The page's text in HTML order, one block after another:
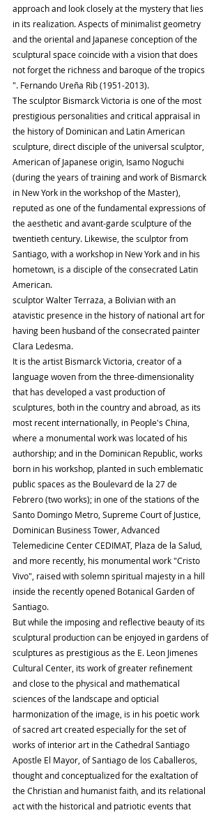
approach and look closely at the mystery that lies
in its realization. Aspects of minimalist geometry
and the oriental and Japanese conception of the
sculptural space coincide with a vision that does
not forget the richness and baroque of the tropics
". Fernando Ureña Rib (1951-2013).
The sculptor Bismarck Victoria is one of the most
prestigious personalities and critical appraisal in
the history of Dominican and Latin American
sculpture, direct disciple of the universal sculptor,
American of Japanese origin, Isamo Noguchi
(during the years of training and work of Bismarck
in New York in the workshop of the Master),
reputed as one of the fundamental expressions of
the aesthetic and avant-garde sculpture of the
twentieth century. Likewise, the sculptor from
Santiago, with a workshop in New York and in his
hometown, is a disciple of the consecrated Latin
American.
sculptor Walter Terraza, a Bolivian with an
atavistic presence in the history of national art for
having been husband of the consecrated painter
Clara Ledesma.
It is the artist Bismarck Victoria, creator of a
language woven from the three-dimensionality
that has developed a vast production of
sculptures, both in the country and abroad, as its
most recent internationally, in People's China,
where a monumental work was located of his
authorship; and in the Dominican Republic, works
born in his workshop, planted in such emblematic
public spaces as the Boulevard de la 27 de
Febrero (two works); in one of the stations of the
Santo Domingo Metro, Supreme Court of Justice,
Dominican Business Tower, Advanced
Telemedicine Center CEDIMAT, Plaza de la Salud,
and more recently, his monumental work "Cristo
Vivo", raised with solemn spiritual majesty in a hill
inside the recently opened Botanical Garden of
Santiago.
But while the imposing and reflective beauty of its
sculptural production can be enjoyed in gardens of
sculptures as prestigious as the E. Leon Jimenes
Cultural Center, its work of greater refinement
and close to the physical and mathematical
sciences of the landscape and opticial
harmonization of the image, is in his poetic work
of sacred art created especially for the set of
works of interior art in the Cathedral Santiago
Apostle El Mayor, of Santiago de los Caballeros,
thought and conceptualized for the exaltation of
the Christian and humanist faith, and its relational
act with the historical and patriotic events that